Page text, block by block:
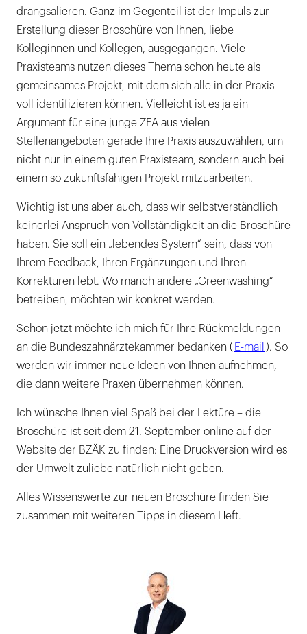
drangsalieren. Ganz im Gegenteil ist der Impuls zur
Erstellung dieser Broschüre von Ihnen, liebe
Kolleginnen und Kollegen, ausgegangen. Viele
Praxisteams nutzen dieses Thema schon heute als
gemeinsames Projekt, mit dem sich alle in der Praxis
voll identifizieren können. Vielleicht ist es ja ein
Argument für eine junge ZFA aus vielen
Stellenangeboten gerade Ihre Praxis auszuwählen, um
nicht nur in einem guten Praxisteam, sondern auch bei
einem so zukunftsfähigen Projekt mitzuarbeiten.
Wichtig ist uns aber auch, dass wir selbstverständlich
keinerlei Anspruch von Vollständigkeit an die Broschüre
haben. Sie soll ein „lebendes System“ sein, dass von
Ihrem Feedback, Ihren Ergänzungen und Ihren
Korrekturen lebt. Wo manch andere „Greenwashing“
betreiben, möchten wir konkret werden.
Schon jetzt möchte ich mich für Ihre Rückmeldungen
an die Bundeszahnärztekammer bedanken ( E-mail ). So
werden wir immer neue Ideen von Ihnen aufnehmen,
die dann weitere Praxen übernehmen können.
Ich wünsche Ihnen viel Spaß bei der Lektüre – die
Broschüre ist seit dem 21. September online auf der
Website der BZÄK zu finden: Eine Druckversion wird es
der Umwelt zuliebe natürlich nicht geben.
Alles Wissenswerte zur neuen Broschüre finden Sie
zusammen mit weiteren Tipps in diesem Heft.